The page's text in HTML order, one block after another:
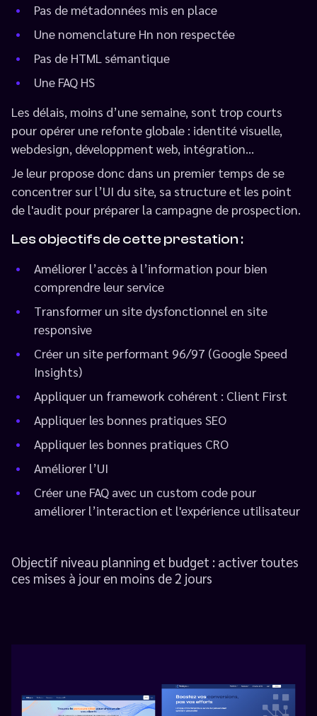
Pas de métadonnées mis en place
Une nomenclature Hn non respectée
Pas de HTML sémantique
Une FAQ HS
Les délais, moins d’une semaine, sont trop courts
pour opérer une refonte globale : identité visuelle,
webdesign, développment web, intégration...
Je leur propose donc dans un premier temps de se
concentrer sur l’UI du site, sa structure et les point
de l'audit pour préparer la campagne de prospection.
Les objectifs de cette prestation :
Améliorer l’accès à l’information pour bien
comprendre leur service
Transformer un site dysfonctionnel en site
responsive
Créer un site performant 96/97 (Google Speed
Insights)
Appliquer un framework cohérent : Client First
Appliquer les bonnes pratiques SEO
Appliquer les bonnes pratiques CRO
Améliorer l’UI
Créer une FAQ avec un custom code pour
améliorer l’interaction et l'expérience utilisateur
Objectif niveau planning et budget : activer toutes
ces mises à jour en moins de 2 jours